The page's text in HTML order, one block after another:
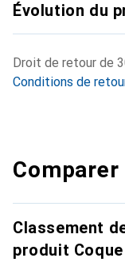
Évolution du
Droit de retour de
Conditions de
Classement
produit